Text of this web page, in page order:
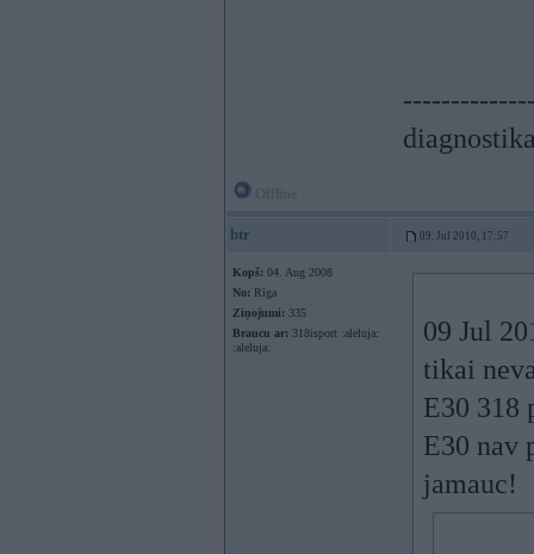
btr 09. Jul 2010, 17:57
Kopš: 04. Aug 2008
No: Rīga
Ziņojumi: 335
Braucu ar: 318isport :aleluja:
:aleluja:
09 Jul
tikai
E30 318
E30 nav
jamauc!